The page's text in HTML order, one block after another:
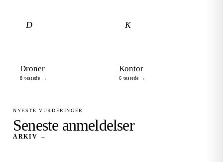
D
Droner
8 testede →
K
Kontor
6 testede →
NYESTE VURDERINGER
Seneste anmeldelser
ARKIV →